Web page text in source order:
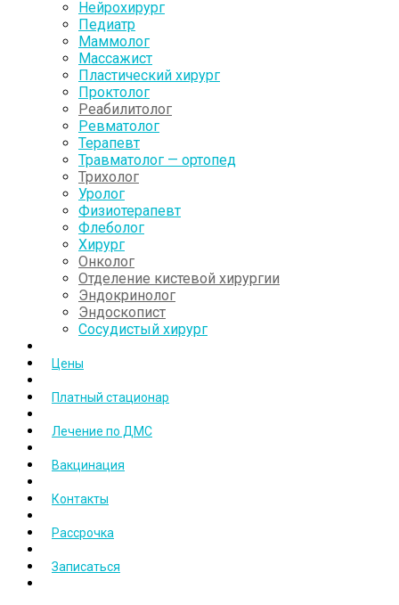
Нейрохирург
Педиатр
Маммолог
Массажист
Пластический хирург
Проктолог
Реабилитолог
Ревматолог
Терапевт
Травматолог — ортопед
Трихолог
Уролог
Физиотерапевт
Флеболог
Хирург
Онколог
Отделение кистевой хирургии
Эндокринолог
Эндоскопист
Сосудистый хирург
Цены
Платный стационар
Лечение по ДМС
Вакцинация
Контакты
Рассрочка
Записаться